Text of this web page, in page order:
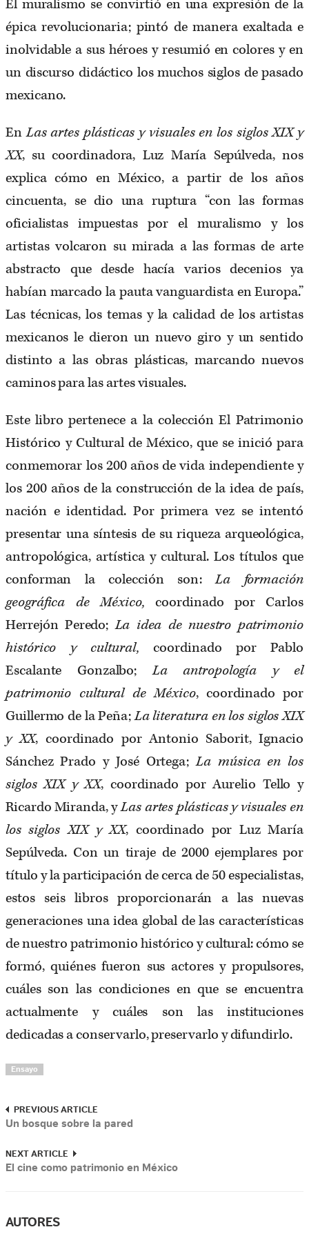
El muralismo se convirtió en una expresión de la
épica revolucionaria; pintó de manera exaltada e
inolvidable a sus héroes y resumió en colores y en
un discurso didáctico los muchos siglos de pasado
mexicano.
EnLas artes plásticas y visuales en los siglos XIX y
XX, su coordinadora, Luz María Sepúlveda, nos
explica cómo en México, a partir de los años
cincuenta, se dio una ruptura “con las formas
oficialistas impuestas por el muralismo y los
artistas volcaron su mirada a las formas de arte
abstracto que desde hacía varios decenios ya
habían marcado la pauta vanguardista en Europa.”
Las técnicas, los temas y la calidad de los artistas
mexicanos le dieron un nuevo giro y un sentido
distinto a las obras plásticas, marcando nuevos
caminos para las artes visuales.
Este libro pertenece a la colección El Patrimonio
Histórico y Cultural de México, que se inició para
conmemorar los 200 años de vida independiente y
los 200 años de la construcción de la idea de país,
nación e identidad. Por primera vez se intentó
presentar una síntesis de su riqueza arqueológica,
antropológica, artística y cultural. Los títulos que
conforman la colección son:La formación
geográfica de México,coordinado por Carlos
Herrejón Peredo;La idea de nuestro patrimonio
histórico y cultural,coordinado por Pablo
Escalante Gonzalbo;La antropología y el
patrimonio cultural de México, coordinado por
Guillermo de la Peña;La literatura en los siglos XIX
y XX, coordinado por Antonio Saborit, Ignacio
Sánchez Prado y José Ortega;La música en los
siglos XIX y XX, coordinado por Aurelio Tello y
Ricardo Miranda, yLas artes plásticas y visuales en
los siglos XIX y XX, coordinado por Luz María
Sepúlveda. Con un tiraje de 2000 ejemplares por
título y la participación de cerca de 50 especialistas,
estos seis libros proporcionarán a las nuevas
generaciones una idea global de las características
de nuestro patrimonio histórico y cultural: cómo se
formó, quiénes fueron sus actores y propulsores,
cuáles son las condiciones en que se encuentra
actualmente y cuáles son las instituciones
dedicadas a conservarlo, preservarlo y difundirlo.
Ensayo
PREVIOUS ARTICLE
Un bosque sobre la pared
NEXT ARTICLE
El cine como patrimonio en México
AUTORES